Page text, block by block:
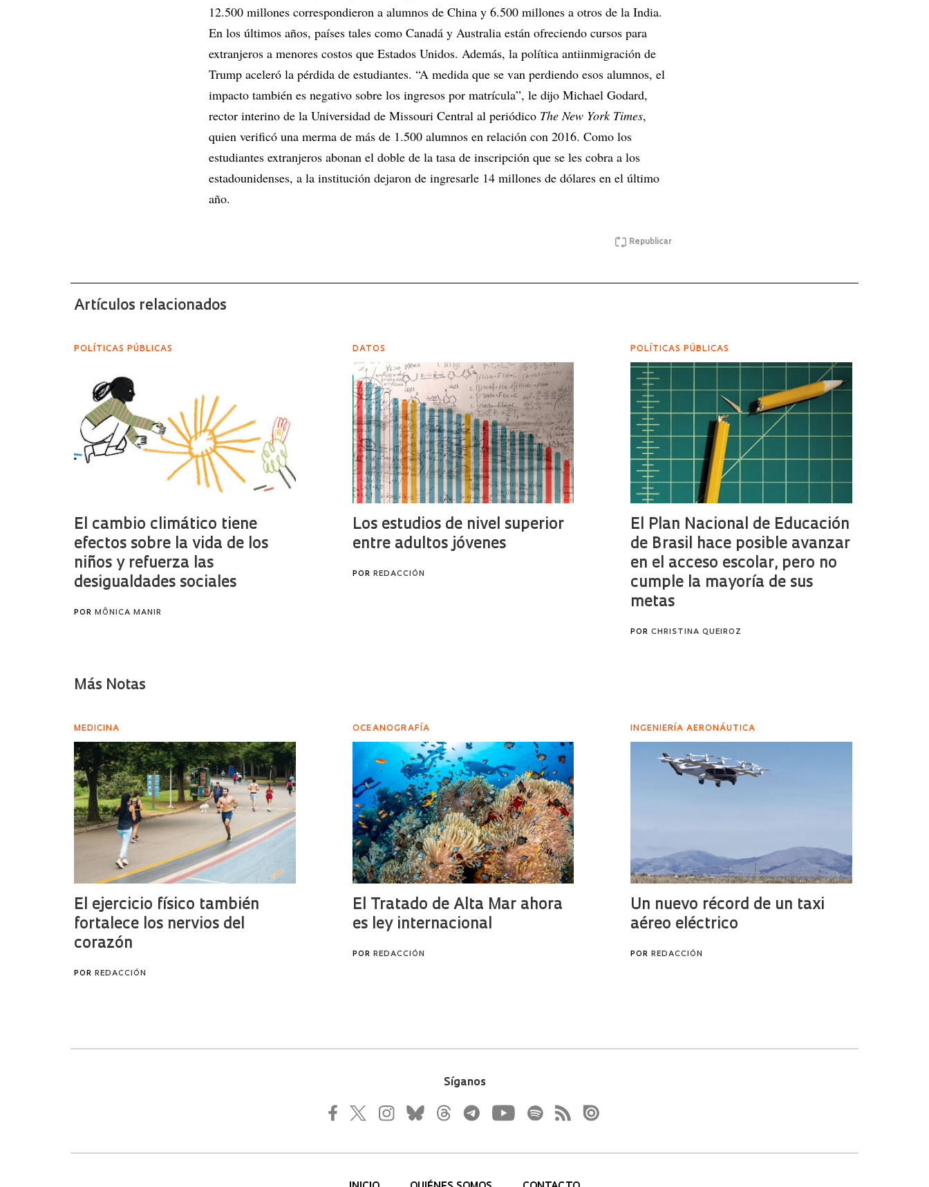
12.500 millones correspondieron a alumnos de China y 6.500 millones a otros de la India.
En los últimos años, países tales como Canadá y Australia están ofreciendo cursos para
extranjeros a menores costos que Estados Unidos. Además, la política antiinmigración de
Trump aceleró la pérdida de estudiantes. “A medida que se van perdiendo esos alumnos, el
impacto también es negativo sobre los ingresos por matrícula”, le dijo Michael Godard,
rector interino de la Universidad de Missouri Central al periódico The New York Times,
quien verificó una merma de más de 1.500 alumnos en relación con 2016. Como los
estudiantes extranjeros abonan el doble de la tasa de inscripción que se les cobra a los
estadounidenses, a la institución dejaron de ingresarle 14 millones de dólares en el último
año.
Republicar
Síganos